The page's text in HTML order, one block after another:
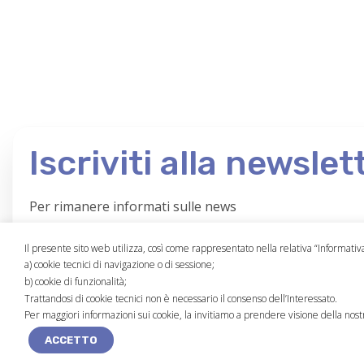
Iscriviti alla
Per rimanere informati sulle news
BANDO MODELLO 231 PRIVACY POLICY COOKIES POLICY
Il presente sito web utilizza, così come rappresentato nella relativa
a) cookie tecnici di navigazione o di sessione;
b) cookie di funzionalità;
Trattandosi di cookie tecnici non è necessario il consenso dell’Interessato.
Per maggiori informazioni sui cookie, la invitiamo a prendere visione della
ACCETTO